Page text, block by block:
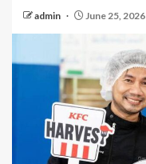
admin June 25, 2026